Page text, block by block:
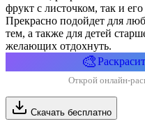
фрукт с листочком, так и
Прекрасно подойдет для
тем, а также для детей
желающих отдохнуть.
🎨
Открой онлайн-
Скачать бесплатно